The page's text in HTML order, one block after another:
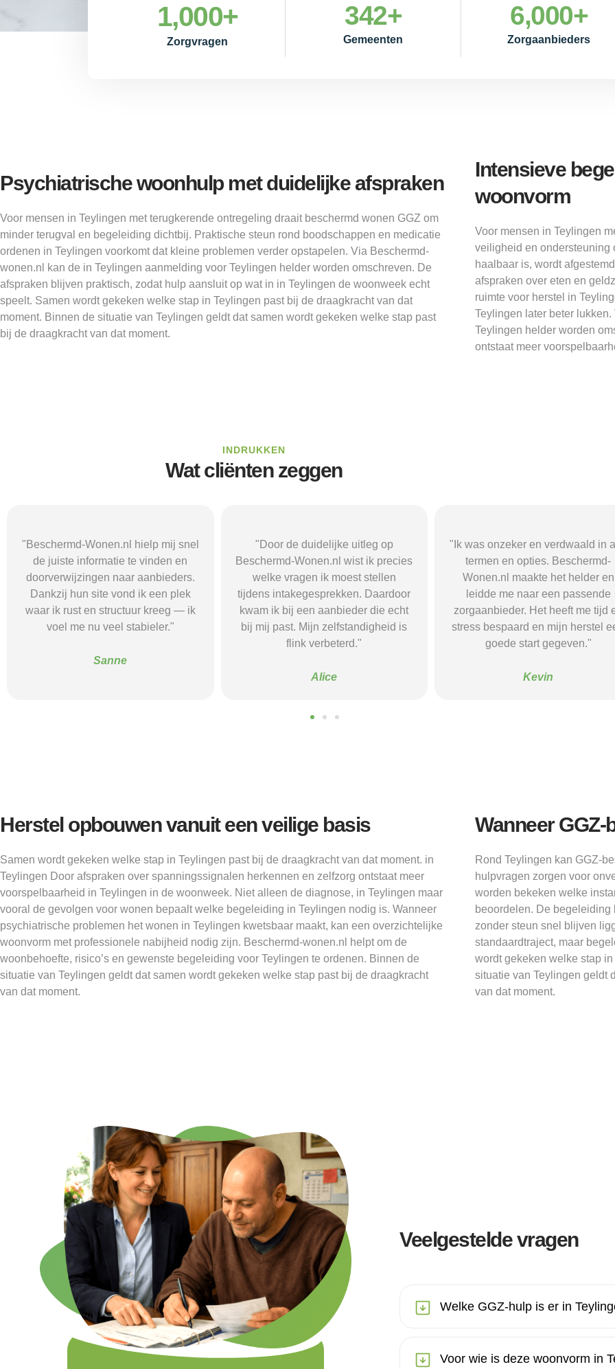
Zorgvragen
1,000+
Gemeenten
342+
Zorgaanbieders
6,000+
Psychiatrische woonhulp met duidelijke afspraken
Voor mensen in Teylingen met terugkerende ontregeling draait beschermd wonen GGZ om
minder terugval en begeleiding dichtbij. Praktische steun rond boodschappen en medicatie
ordenen in Teylingen voorkomt dat kleine problemen verder opstapelen. Via Beschermd-
wonen.nl kan de in Teylingen aanmelding voor Teylingen helder worden omschreven. De
afspraken blijven praktisch, zodat hulp aansluit op wat in in Teylingen de woonweek echt
speelt. Samen wordt gekeken welke stap in Teylingen past bij de draagkracht van dat
moment. Binnen de situatie van Teylingen geldt dat samen wordt gekeken welke stap past
bij de draagkracht van dat moment.
Intensieve
woonvorm
Voor mensen in Teylingen
veiligheid en ondersteuning
haalbaar is, wordt
afspraken over eten en
ruimte voor herstel in
Teylingen later beter
Teylingen helder worden
ontstaat meer
INDRUKKEN
Wat cliënten zeggen
"Door de duidelijke uitleg op
Beschermd-Wonen.nl wist ik precies
welke vragen ik moest stellen
tijdens intakegesprekken. Daardoor
kwam ik bij een aanbieder die echt
bij mij past. Mijn zelfstandigheid is
"Ik was onzeker en verdwaald in alle
termen en opties. Beschermd-
Wonen.nl maakte het helder en
leidde me naar een passende
zorgaanbieder. Het heeft me tijd en
stress bespaard en mijn herstel een
goede start gegeven."
Kevin
"Beschermd-Wonen.nl hielp mij
de juiste informatie te vinden en
doorverwijzingen naar
Dankzij hun site vond ik een plek
waar ik rust en structuur kreeg —
voel me nu veel stabieler."
Herstel opbouwen vanuit een veilige basis
Samen wordt gekeken welke stap in Teylingen past bij de draagkracht van dat moment. in
Teylingen Door afspraken over spanningssignalen herkennen en zelfzorg ontstaat meer
voorspelbaarheid in Teylingen in de woonweek. Niet alleen de diagnose, in Teylingen maar
vooral de gevolgen voor wonen bepaalt welke begeleiding in Teylingen nodig is. Wanneer
psychiatrische problemen het wonen in Teylingen kwetsbaar maakt, kan een overzichtelijke
woonvorm met professionele nabijheid nodig zijn. Beschermd-wonen.nl helpt om de
woonbehoefte, risico’s en gewenste begeleiding voor Teylingen te ordenen. Binnen de
situatie van Teylingen geldt dat samen wordt gekeken welke stap past bij de draagkracht
van dat moment.
Wanneer
Rond Teylingen kan GGZ-
hulpvragen zorgen voor
worden bekeken welke
beoordelen. De
zonder steun snel blijven
standaardtraject, maar
wordt gekeken welke stap
situatie van Teylingen geldt
van dat moment.
Veelgestelde vragen
Welke GGZ-hulp is er in
Voor wie is deze woonvorm in